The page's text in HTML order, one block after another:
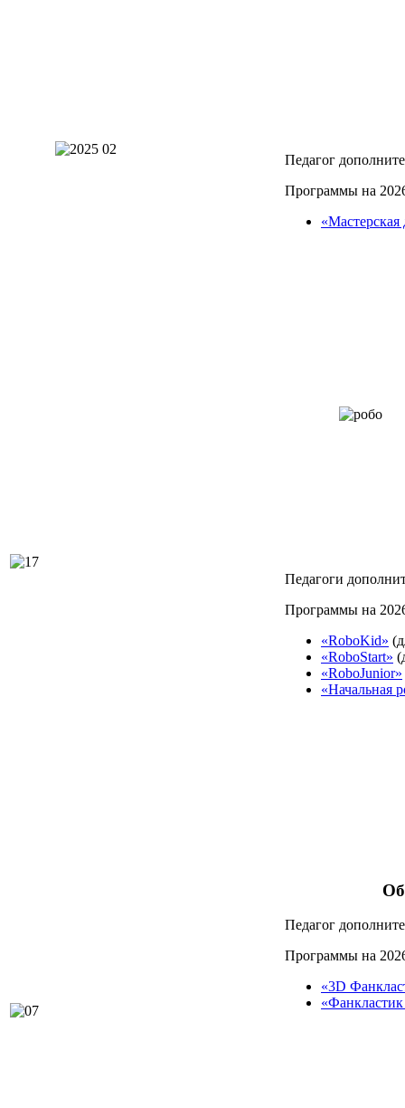
Педагог
Программы на
«Мастерская
Педагоги
Программы на
«RoboKid»
«RoboStart»
«RoboJunior»
«Начальная
Педагог
Программы на
«3D